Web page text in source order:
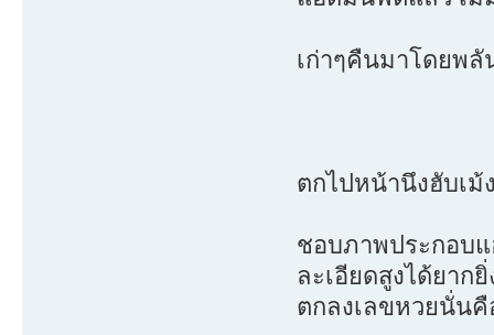
เก่าๆคืนมาโดยพ
ตกไปหน้านึงฮับเ
ชอบภาพประกอบ
ละเอียดสูงได้ยาก
ตกลงเลขหวยนั่น